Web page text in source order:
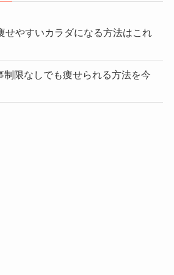
せやすいカラダになる方法はこれ
制限なしでも痩せられる方法を今